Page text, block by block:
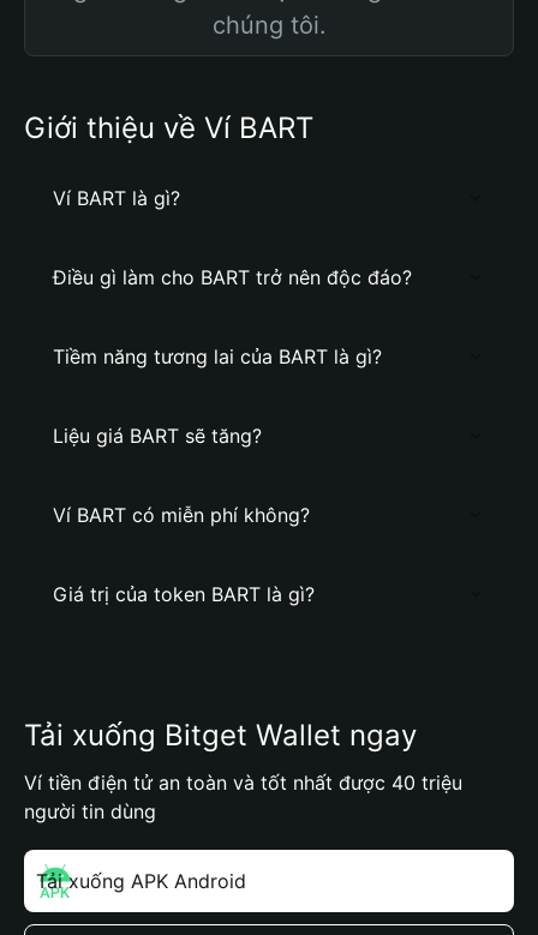
chúng tôi.
Giới thiệu về Ví BART
Ví BART là gì?
Điều gì làm cho BART trở nên độc đáo?
Tiềm năng tương lai của BART là gì?
Liệu giá BART sẽ tăng?
Ví BART có miễn phí không?
Giá trị của token BART là gì?
Tải xuống Bitget Wallet ngay
Ví tiền điện tử an toàn và tốt nhất được 40 triệu
người tin dùng
Tải xuống APK Android